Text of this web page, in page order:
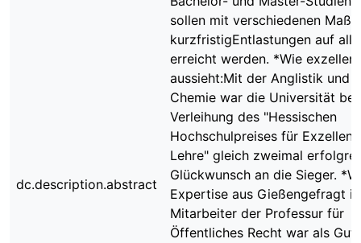
dc.description.abstract
sollen mit verschiedenen
kurzfristigEntlastungen auf
erreicht werden. *Wie
aussieht:Mit der Anglistik und
Chemie war die Universität
Verleihung des "Hessischen
Hochschulpreises für
Lehre" gleich zweimal
Glückwunsch an die Sieger.
Expertise aus Gießengefragt
Mitarbeiter der Professur für
Öffentliches Recht war als